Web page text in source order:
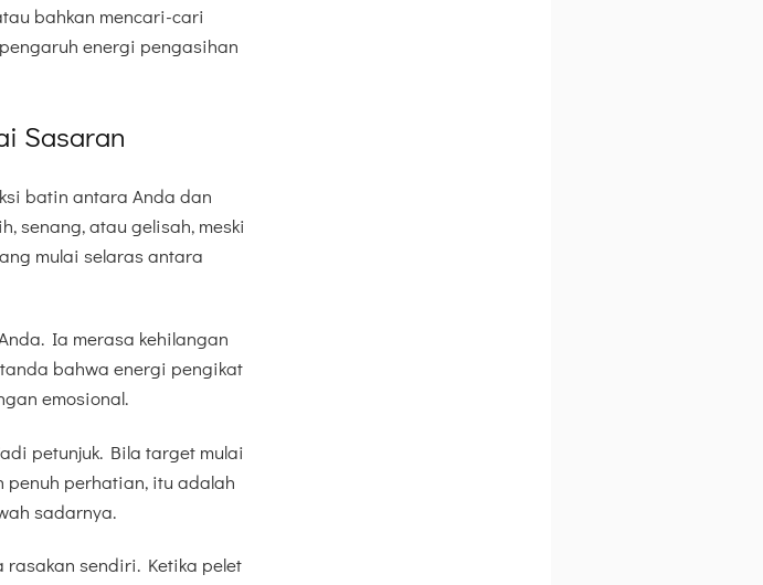
bahkan mencari-cari
energi pengasihan
Sasaran
batin antara Anda dan
senang, atau gelisah, meski
mulai selaras antara
Ia merasa kehilangan
bahwa energi pengikat
emosional.
petunjuk. Bila target mulai
penuh perhatian, itu adalah
sadarnya.
sendiri. Ketika pelet